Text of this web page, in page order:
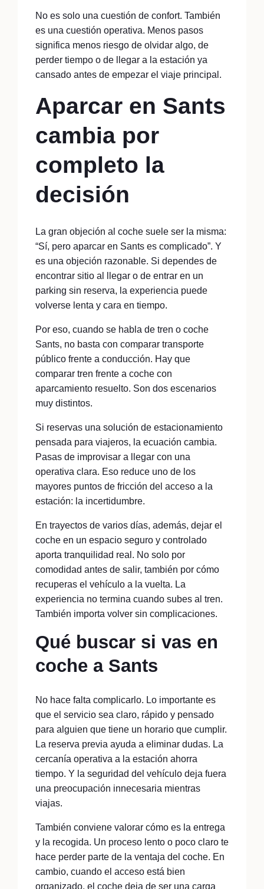
No es solo una cuestión de confort. También
es una cuestión operativa. Menos pasos
significa menos riesgo de olvidar algo, de
perder tiempo o de llegar a la estación ya
cansado antes de empezar el viaje principal.
Aparcar en Sants
cambia por
completo la
decisión
La gran objeción al coche suele ser la misma:
“Sí, pero aparcar en Sants es complicado”. Y
es una objeción razonable. Si dependes de
encontrar sitio al llegar o de entrar en un
parking sin reserva, la experiencia puede
volverse lenta y cara en tiempo.
Por eso, cuando se habla de tren o coche
Sants, no basta con comparar transporte
público frente a conducción. Hay que
comparar tren frente a coche con
aparcamiento resuelto. Son dos escenarios
muy distintos.
Si reservas una solución de estacionamiento
pensada para viajeros, la ecuación cambia.
Pasas de improvisar a llegar con una
operativa clara. Eso reduce uno de los
mayores puntos de fricción del acceso a la
estación: la incertidumbre.
En trayectos de varios días, además, dejar el
coche en un espacio seguro y controlado
aporta tranquilidad real. No solo por
comodidad antes de salir, también por cómo
recuperas el vehículo a la vuelta. La
experiencia no termina cuando subes al tren.
También importa volver sin complicaciones.
Qué buscar si vas en
coche a Sants
No hace falta complicarlo. Lo importante es
que el servicio sea claro, rápido y pensado
para alguien que tiene un horario que cumplir.
La reserva previa ayuda a eliminar dudas. La
cercanía operativa a la estación ahorra
tiempo. Y la seguridad del vehículo deja fuera
una preocupación innecesaria mientras
viajas.
También conviene valorar cómo es la entrega
y la recogida. Un proceso lento o poco claro te
hace perder parte de la ventaja del coche. En
cambio, cuando el acceso está bien
organizado, el coche deja de ser una carga